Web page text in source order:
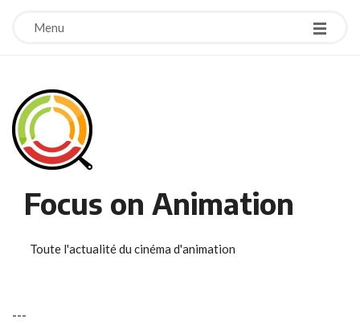
Menu
Focus on Animation
Toute l'actualité du cinéma d'animation
---